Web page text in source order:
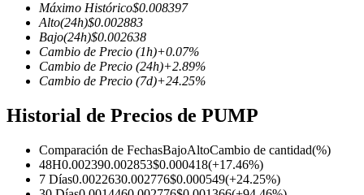
TradFi
Derivados de acciones, divisas, metales preciosos y materias
primas
Máximo Histórico$0.008397
Alto(24h)$0.002883
Bajo(24h)$0.002638
Cambio de Precio (1h)+0.07%
Cambio de Precio (24h)+2.89%
Cambio de Precio (7d)+24.25%
Historial de Precios de PUMP
Comparación de FechasBajoAltoCambio de cantidad(%)
48H0.002390.002853$0.000418(+17.46%)
7 Días0.0022630.002776$0.000549(+24.25%)